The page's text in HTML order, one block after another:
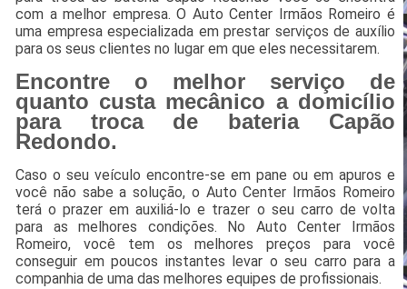
com a melhor empresa. O Auto Center Irmãos Romeiro é
uma empresa especializada em prestar serviços de auxílio
para os seus clientes no lugar em que eles necessitarem.
Encontre o melhor serviço de
quanto custa mecânico a domicílio
para troca de bateria Capão
Redondo.
Caso o seu veículo encontre-se em pane ou em apuros e
você não sabe a solução, o Auto Center Irmãos Romeiro
terá o prazer em auxiliá-lo e trazer o seu carro de volta
para as melhores condições. No Auto Center Irmãos
Romeiro, você tem os melhores preços para você
conseguir em poucos instantes levar o seu carro para a
companhia de uma das melhores equipes de profissionais.